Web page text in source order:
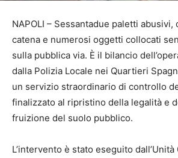
NAPOLI – Sessantadue paletti
catena e numerosi oggetti collocati
sulla pubblica via. È il bilancio
dalla Polizia Locale nei Quartieri
un servizio straordinario di controllo
finalizzato al ripristino della legalità e
fruizione del suolo pubblico.
L’intervento è stato eseguito dall’Unità